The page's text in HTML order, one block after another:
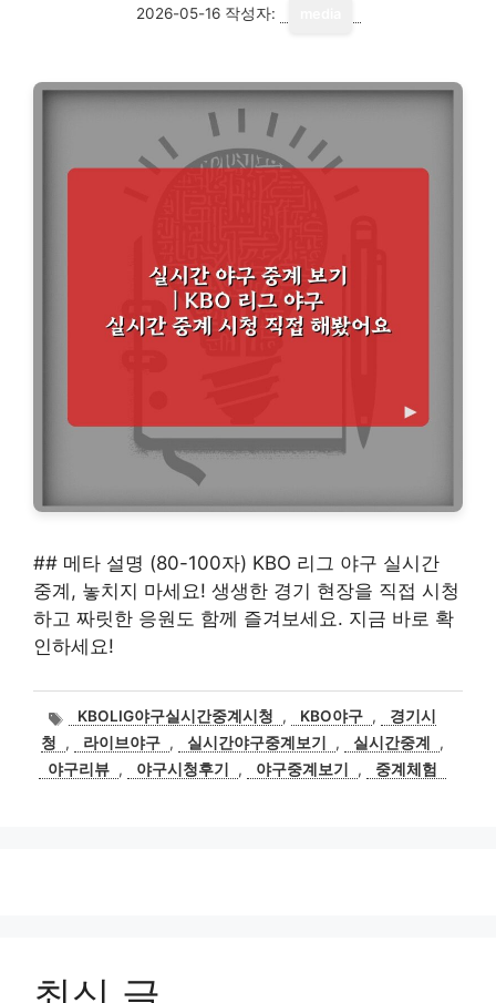
2026-05-16 작성자:
## 메타 설명 (80-100자) KBO 리그 야구 실시간
중계, 놓치지 마세요! 생생한 경기 현장을 직접 시청
하고 짜릿한 응원도 함께 즐겨보세요. 지금 바로 확
인하세요!
태KBOLIG야구실시간중계시청 , KBO야구 ,
경기시
청
, 라이브야구 , 실시간야구중계보기 , 실시간중계
,
야구리뷰 , 야구시청후기 , 야구중계보기 , 중계체험